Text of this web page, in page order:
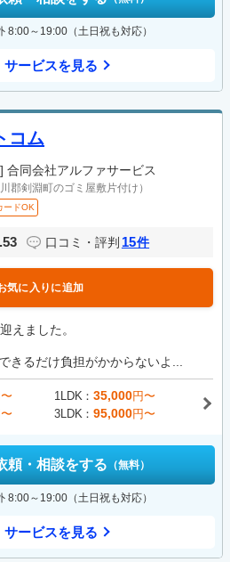
8:00～19:00（土日祝も対応）
サービスを見る
コム
合同会社アルファサービス
川郡剣淵町のゴミ屋敷片付け）
ードOK
口コミ・評判 15件
気に入りに追加
えました。
きるだけ負担がかからないよ...
1LDK 35,000円〜
3LDK 95,000円〜
頼・相談をする （無料）
8:00～19:00（土日祝も対応）
サービスを見る